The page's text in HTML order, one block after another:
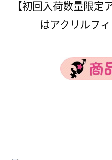
【初回入荷数量限定
はアクリルフィ